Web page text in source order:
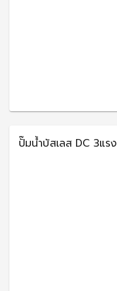
ปั๊มน้ำบัสเลส DC 3แรง